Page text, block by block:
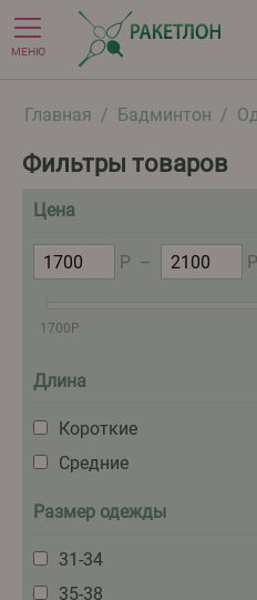
МЕНЮ
Главная / Бадминтон /
Фильтры товаров
Цена
Р – Р
1700 Р
Длина
Короткие
Средние
Размер одежды
31-34
35-38